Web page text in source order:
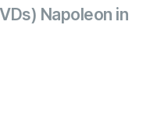
Napoleon in